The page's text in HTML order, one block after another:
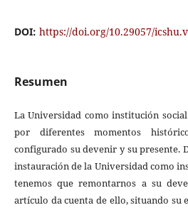
DOI: https://doi.org/10.29057/
Resumen
La Universidad como institución
por diferentes momentos
configurado su devenir y su presente.
instauración de la Universidad como
tenemos que remontarnos a su
artículo da cuenta de ello, situando su